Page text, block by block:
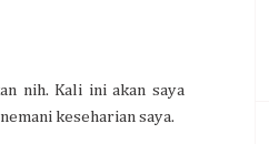
nih. Kali ini akan saya
keseharian saya.